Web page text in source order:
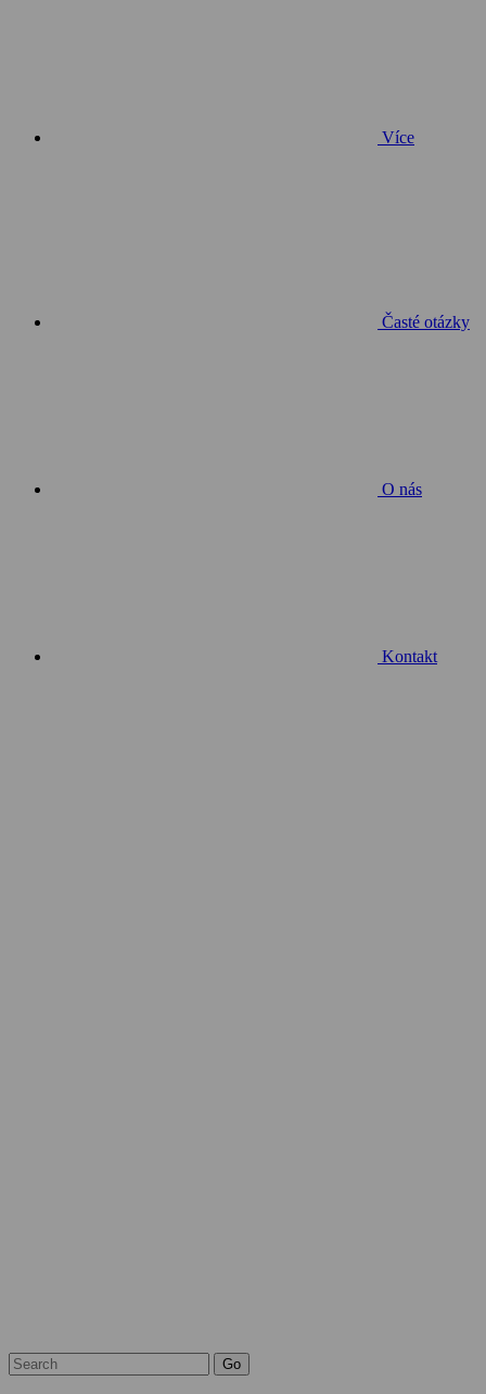
Více
Časté otázky
O nás
Kontakt